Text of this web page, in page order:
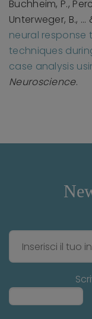
Buchheim, P.,
Unterweger, B., ...
neural
techniques
case analysis
Neuroscience.